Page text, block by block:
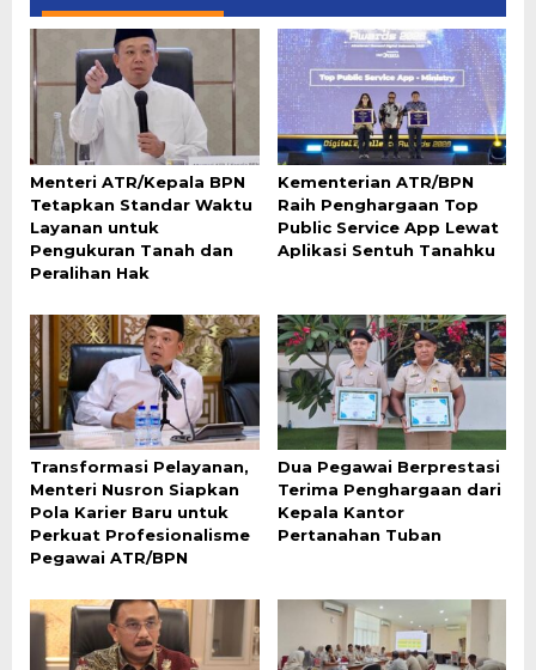
Menteri ATR/Kepala BPN
Tetapkan Standar Waktu
Layanan untuk
Pengukuran Tanah dan
Peralihan Hak
Kementerian ATR/BPN
Raih Penghargaan Top
Public Service App Lewat
Aplikasi Sentuh Tanahku
Transformasi Pelayanan,
Menteri Nusron Siapkan
Pola Karier Baru untuk
Perkuat Profesionalisme
Pegawai ATR/BPN
Dua Pegawai Berprestasi
Terima Penghargaan dari
Kepala Kantor
Pertanahan Tuban